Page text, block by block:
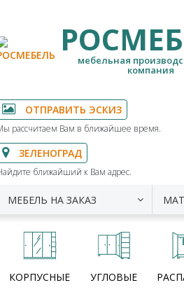
мебельная
компания
ОТПРАВИТЬ ЭСКИЗ
рассчитаем Вам в ближайшее время.
ЗЕЛЕНОГРАД
ближайший к Вам адрес.
МЕБЕЛЬ НА ЗАКАЗ
КОРПУСНЫЕ УГЛОВЫЕ